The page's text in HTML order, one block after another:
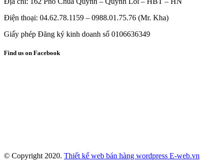
Điện thoại: 04.62.78.1159 – 0988.01.75.76 (Mr. Kha)
Giấy phép Đăng ký kinh doanh số 0106636349
Find us on Facebook
© Copyright 2020. Thiết kế web bán hàng wordpress E-web.vn